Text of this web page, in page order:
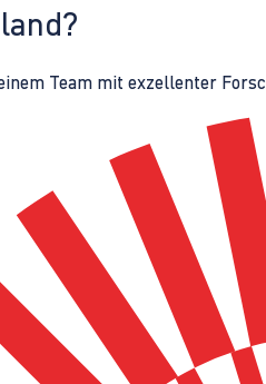
Team mit exzellenter